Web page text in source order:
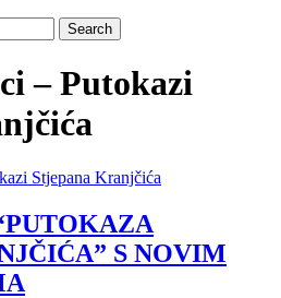
– Putokazi
Stjepana Kranjčića
S NOVIM